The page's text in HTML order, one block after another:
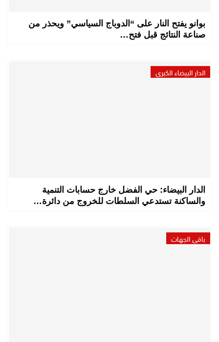
بوانو يفتح النار على “الدوباج السياسي” ويحذر من
صناعة النتائج قبل فتح…
الدار البيضاء الكبرى
الدار البيضاء: حي الفضل خارج حسابات التنمية
والساكنة تستدعي السلطات للخروج من دائرة…
باقي الجهات